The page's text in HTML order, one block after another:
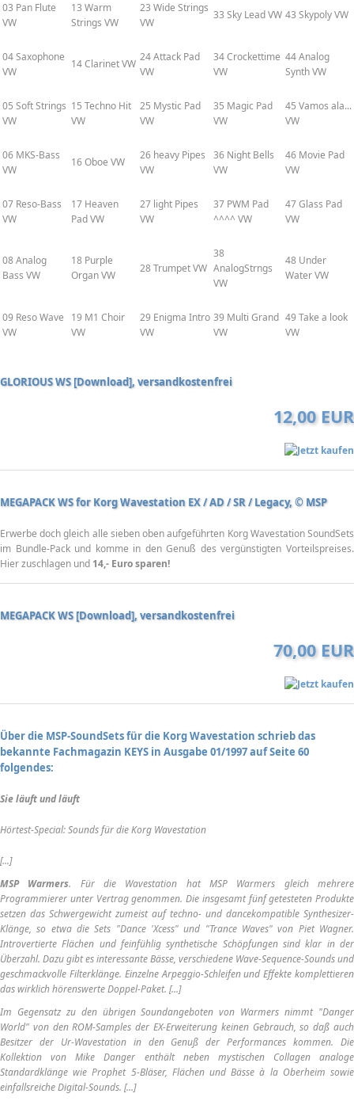
03 Pan Flute
VW
13 Warm
Strings VW
23 Wide Strings
VW
33 Sky Lead VW 43 Skypoly VW
04 Saxophone
VW
14 Clarinet VW
24 Attack Pad
VW
34 Crockettime
VW
44 Analog
Synth VW
05 Soft Strings
VW
15 Techno Hit
VW
25 Mystic Pad
VW
35 Magic Pad
VW
45 Vamos ala...
VW
06 MKS-Bass
VW
16 Oboe VW
26 heavy Pipes
VW
36 Night Bells
VW
46 Movie Pad
VW
07 Reso-Bass
VW
17 Heaven
Pad VW
27 light Pipes
VW
37 PWM Pad
^^^^ VW
47 Glass Pad
VW
08 Analog
Bass VW
18 Purple
Organ VW
28 Trumpet VW
38
AnalogStrngs
VW
48 Under
Water VW
09 Reso Wave
VW
19 M1 Choir
VW
29 Enigma Intro
VW
39 Multi Grand
VW
49 Take a look
VW
GLORIOUS WS [Download], versandkostenfrei
12,00 EUR
MEGAPACK WS for Korg Wavestation EX / AD / SR / Legacy, © MSP
Erwerbe doch gleich alle sieben oben aufgeführten Korg Wavestation SoundSets
im Bundle-Pack und komme in den Genuß des vergünstigten Vorteilspreises.
Hier zuschlagen und 14,- Euro sparen!
MEGAPACK WS [Download], versandkostenfrei
70,00 EUR
Über die MSP-SoundSets für die Korg Wavestation schrieb das
bekannte Fachmagazin KEYS in Ausgabe 01/1997 auf Seite 60
folgendes:
Sie läuft und läuft
Hörtest-Special: Sounds für die Korg Wavestation
[...]
MSP Warmers. Für die Wavestation hat MSP Warmers gleich mehrere
Programmierer unter Vertrag genommen. Die insgesamt fünf getesteten Produkte
setzen das Schwergewicht zumeist auf techno- und dancekompatible Synthesizer-
Klänge, so etwa die Sets "Dance 'Xcess" und "Trance Waves" von Piet Wagner.
Introvertierte Flächen und feinfühlig synthetische Schöpfungen sind klar in der
Überzahl. Dazu gibt es interessante Bässe, verschiedene Wave-Sequence-Sounds und
geschmackvolle Filterklänge. Einzelne Arpeggio-Schleifen und Effekte komplettieren
das wirklich hörenswerte Doppel-Paket. [...]
Im Gegensatz zu den übrigen Soundangeboten von Warmers nimmt "Danger
World" von den ROM-Samples der EX-Erweiterung keinen Gebrauch, so daß auch
Besitzer der Ur-Wavestation in den Genuß der Performances kommen. Die
Kollektion von Mike Danger enthält neben mystischen Collagen analoge
Standardklänge wie Prophet 5-Bläser, Flächen und Bässe à la Oberheim sowie
einfallsreiche Digital-Sounds. [...]